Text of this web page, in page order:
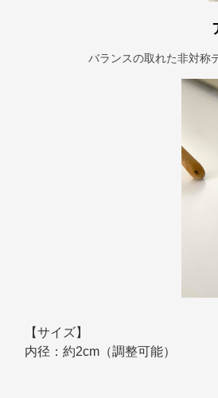
バランスの取れた非対称
【サイズ】
内径：約2cm（調整可能）